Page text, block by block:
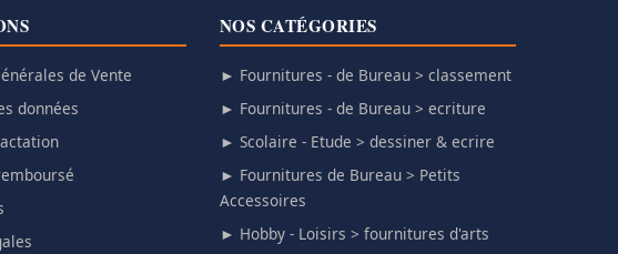
de Vente
données
NOS CATÉGORIES
► Fournitures - de Bureau > classement
► Fournitures - de Bureau > ecriture
► Scolaire - Etude > dessiner & ecrire
► Fournitures de Bureau > Petits
Accessoires
► Hobby - Loisirs > fournitures d'arts